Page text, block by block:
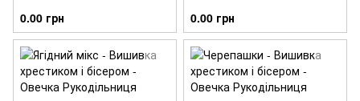
0.00 грн 0.00 грн